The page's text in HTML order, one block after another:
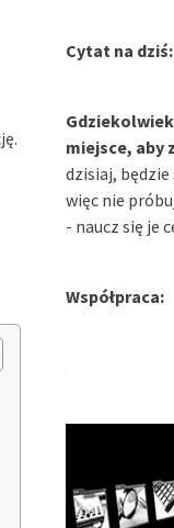
Cytat na dziś:
miejsce, aby
dzisiaj, będzie
więc nie
- naucz się je
Współpraca: